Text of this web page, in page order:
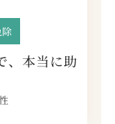
、本当に助